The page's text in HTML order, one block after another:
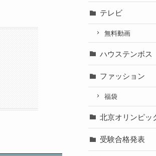
テレビ
無料動画
ハウステンボス
ファッション
福袋
北京オリンピッ
受験合格発表